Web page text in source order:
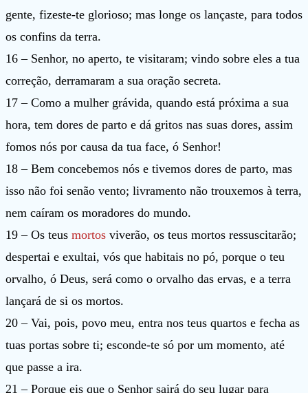
gente, fizeste-te glorioso; mas longe os lançaste, para todos
os confins da terra.
16 – Senhor, no aperto, te visitaram; vindo sobre eles a tua
correção, derramaram a sua oração secreta.
17 – Como a mulher grávida, quando está próxima a sua
hora, tem dores de parto e dá gritos nas suas dores, assim
fomos nós por causa da tua face, ó Senhor!
18 – Bem concebemos nós e tivemos dores de parto, mas
isso não foi senão vento; livramento não trouxemos à terra,
nem caíram os moradores do mundo.
19 – Os teus mortos viverão, os teus mortos ressuscitarão;
despertai e exultai, vós que habitais no pó, porque o teu
orvalho, ó Deus, será como o orvalho das ervas, e a terra
lançará de si os mortos.
20 – Vai, pois, povo meu, entra nos teus quartos e fecha as
tuas portas sobre ti; esconde-te só por um momento, até
que passe a ira.
21 – Porque eis que o Senhor sairá do seu lugar para